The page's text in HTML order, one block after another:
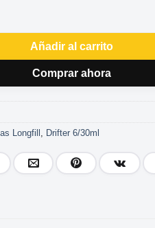
MELON ICE 3/30ML cantidad
Añadir al carrito
Comprar ahora
Longfill Drifter 6/30ml